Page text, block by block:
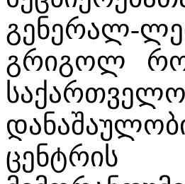
გენერალ-
გრიგოლ
ცენტრის